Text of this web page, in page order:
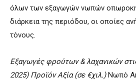
όλων των εξαγωγών νωπών
διάρκεια της περιόδου, οι οποίες
τόνους.
Εξαγωγές φρούτων & λαχανικών
2025) Προϊόν Αξία (σε €χιλ.)Νωπό